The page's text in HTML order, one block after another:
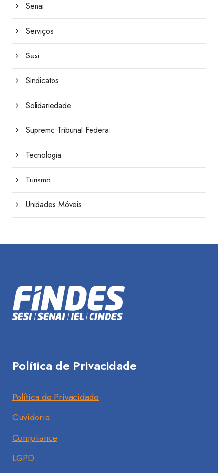
Senai
Serviços
Sesi
Sindicatos
Solidariedade
Supremo Tribunal Federal
Tecnologia
Turismo
Unidades Móveis
Política de Privacidade
Política de Privacidade
Ouvidoria
Compliance
LGPD